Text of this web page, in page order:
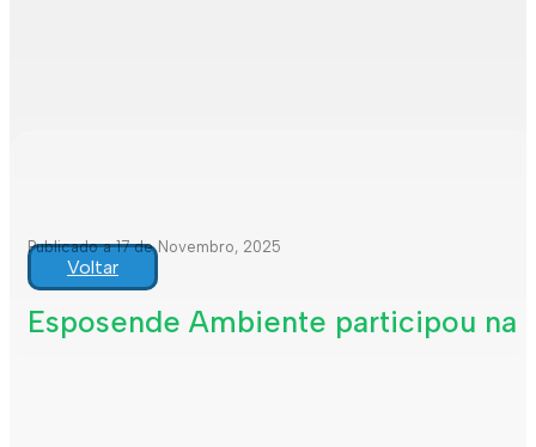
Publicado a 17 de Novembro, 2025
Voltar
Esposende Ambiente participou na